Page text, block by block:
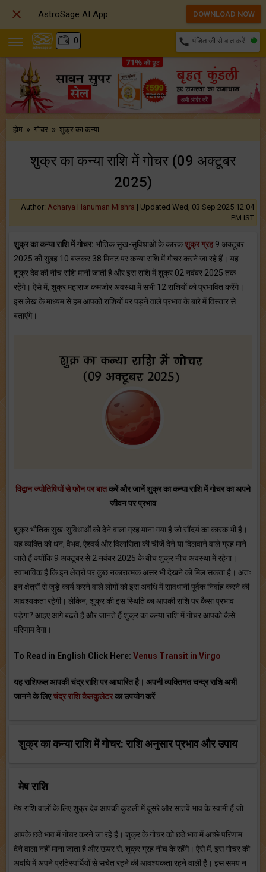
0 call पंडित जी से बात करें
होम » गोचर » शुक्र का कन्या ..
शुक्र का कन्या राशि में गोचर (09 अक्टूबर
2025)
Author: Acharya Hanuman Mishra | Updated Wed, 03 Sep 2025 12:04
PM IST
शुक्र का कन्या राशि में गोचर: भौतिक सुख-सुविधाओं के कारकशुक्र ग्रह9 अक्टूबर
2025 की सुबह 10 बजकर 38 मिनट पर कन्या राशि में गोचर करने जा रहे हैं। यह
शुक्र देव की नीच राशि मानी जाती है और इस राशि में शुक्र 02 नवंबर 2025 तक
रहेंगे। ऐसे में, शुक्र महाराज कमजोर अवस्था में सभी 12 राशियों को प्रभावित करेंगे।
इस लेख के माध्यम से हम आपको राशियों पर पड़ने वाले प्रभाव के बारे में विस्तार से
बताएंगे।
विद्वान ज्योतिषियों से फोन पर बातकरें और जानें शुक्र का कन्याराशि में गोचरका अपने
जीवन पर प्रभाव
शुक्र भौतिक सुख-सुविधाओं को देने वाला ग्रह माना गया है जो सौंदर्य का कारक भी है।
यह व्यक्ति को धन, वैभव, ऐश्वर्य और विलासिता की चीजें देने या दिलवाने वाले ग्रह माने
जाते हैं क्योंकि 9 अक्टूबर से 2 नवंबर 2025 के बीच शुक्र नीच अवस्था में रहेगा।
स्वाभाविक है कि इन क्षेत्रों पर कुछ नकारात्मक असर भी देखने को मिल सकता है। अतः
इन क्षेत्रों से जुड़े कार्य करने वाले लोगों को इस अवधि में सावधानी पूर्वक निर्वाह करने की
आवश्यकता रहेगी। लेकिन, शुक्र की इस स्थिति का आपकी राशि पर कैसा प्रभाव
पड़ेगा? आइए आगे बढ़ते हैं और जानते हैं शुक्र का कन्या राशि में गोचर आपको कैसे
परिणाम देगा।
To Read in English Click Here: Venus Transit in Virgo
यह राशिफल आपकी चंद्र राशि पर आधारित है। अपनी व्यक्तिगत चन्द्र राशि अभी
जानने के लिएचंद्र राशि कैलकुलेटरका उपयोग करें
शुक्रका कन्या राशि में गोचर: राशि अनुसार प्रभाव और उपाय
मेष राशि
मेष राशि वालों के लिए शुक्र देव आपकी कुंडली में दूसरे और सातवें भाव के स्वामी हैं जो
आपके छठे भाव में गोचर करने जा रहे हैं। शुक्र के गोचर को छठे भाव में अच्छे परिणाम
देने वाला नहीं माना जाता है और ऊपर से, शुक्र ग्रह नीच के रहेंगे। ऐसे में, इस गोचर की
अवधि में अपने प्रतिस्पर्धियों से सचेत रहने की आवश्यकता रहने वाली है। इस समय न
 AstroSage AI App DOWNLOAD NOW